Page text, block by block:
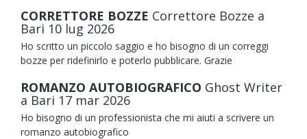
CORRETTORE BOZZE Correttore Bozze a
Bari 10 lug 2026
Ho scritto un piccolo saggio e ho bisogno di un correggi
bozze per ridefinirlo e poterlo pubblicare. Grazie
ROMANZO AUTOBIOGRAFICO Ghost Writer
a Bari 17 mar 2026
Ho bisogno di un professionista che mi aiuti a scrivere un
romanzo autobiografico